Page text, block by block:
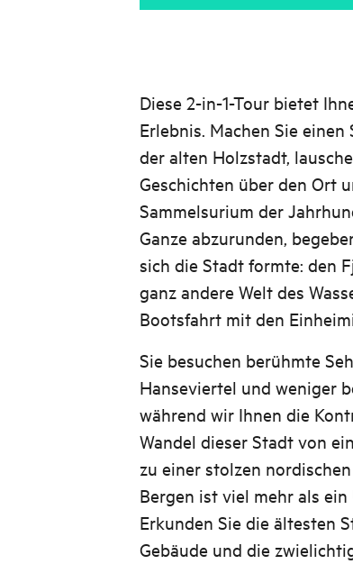
Diese 2-in-1-Tour bietet
Erlebnis. Machen Sie
der alten Holzstadt,
Geschichten über den Ort
Sammelsurium der
Ganze abzurunden,
sich die Stadt formte: den
ganz andere Welt des
Bootsfahrt mit den
Sie besuchen berühmte
Hanseviertel und weniger
während wir Ihnen die
Wandel dieser Stadt von
zu einer stolzen
Bergen ist viel mehr als
Erkunden Sie die ältesten
Gebäude und die